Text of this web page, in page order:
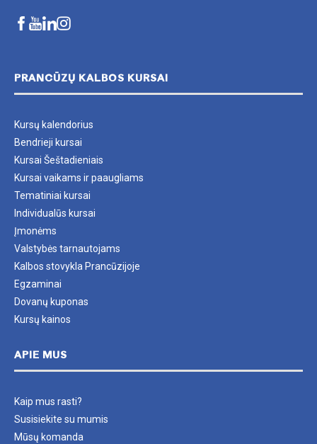
PRANCŪZŲ KALBOS KURSAI
Kursų kalendorius
Bendrieji kursai
Kursai Šeštadieniais
Kursai vaikams ir paaugliams
Tematiniai kursai
Individualūs kursai
Įmonėms
Valstybės tarnautojams
Kalbos stovykla Prancūzijoje
Egzaminai
Dovanų kuponas
Kursų kainos
APIE MUS
Kaip mus rasti?
Susisiekite su mumis
Mūsų komanda